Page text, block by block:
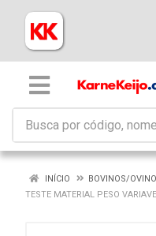
INÍCIO BOVINOS/
TESTE MATERIAL PESO